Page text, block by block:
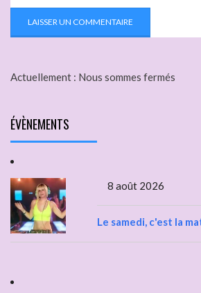
Actuellement : Nous sommes fermés
ÉVÈNEMENTS
8 août 2026
Le samedi, c'est la